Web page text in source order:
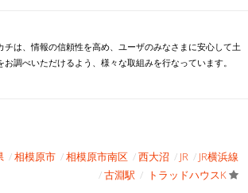
チは、情報の信頼性を高め、ユーザのみなさまに安心して土
お調べいただけるよう、様々な取組みを行なっています。
相模原市 相模原市南区 西大沼 JR
JR横浜線
古淵駅
トラッドハウスK